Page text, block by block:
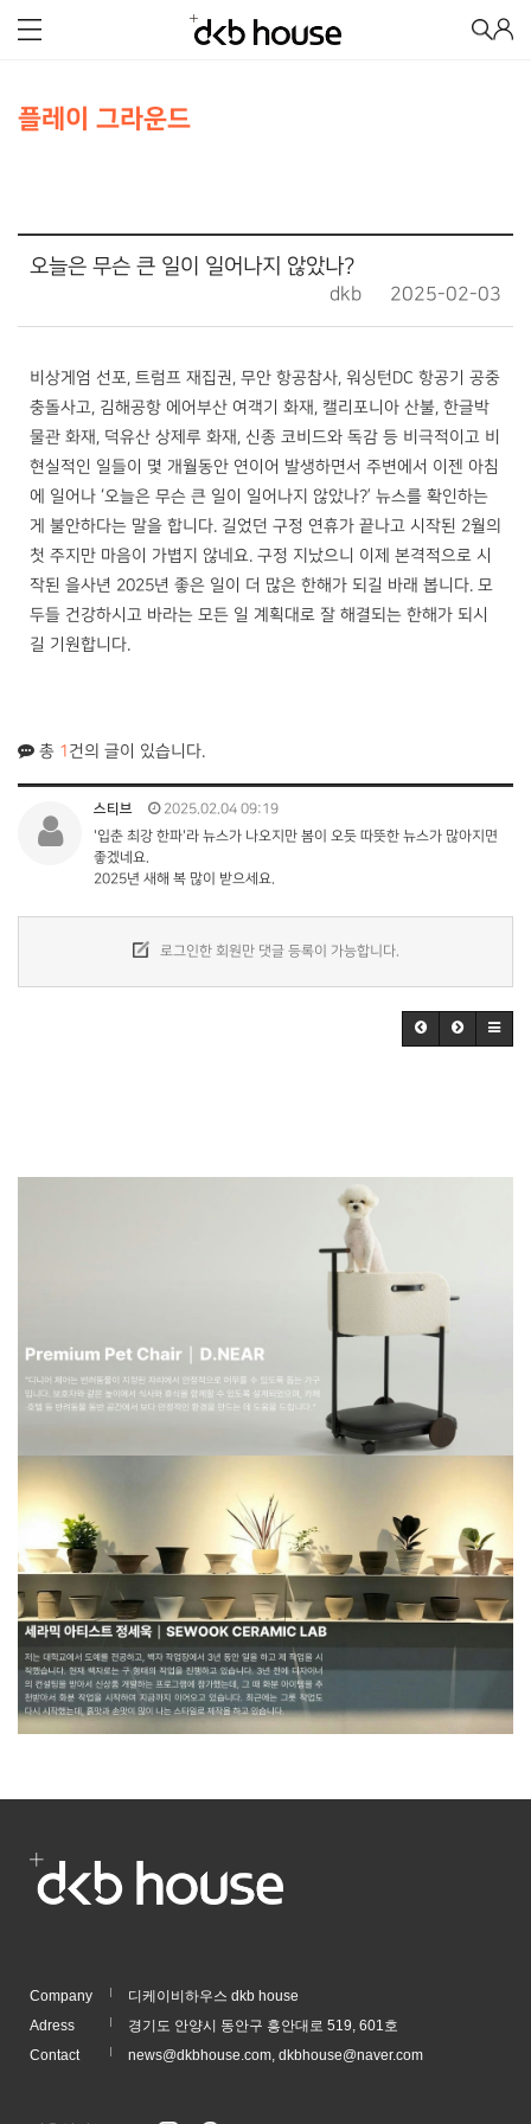
플레이 그라운드
오늘은 무슨 큰 일이 일어나지 않았나?
dkb 2025-02-03
비상게엄 선포, 트럼프 재집권, 무안 항공참사, 워싱턴DC 항공기 공중
충돌사고, 김해공항 에어부산 여객기 화재, 캘리포니아 산불, 한글박
물관 화재, 덕유산 상제루 화재, 신종 코비드와 독감 등 비극적이고 비
현실적인 일들이 몇 개월동안 연이어 발생하면서 주변에서 이젠 아침
에 일어나 ‘오늘은 무슨 큰 일이 일어나지 않았나?’ 뉴스를 확인하는
게 불안하다는 말을 합니다. 길었던 구정 연휴가 끝나고 시작된 2월의
첫 주지만 마음이 가볍지 않네요. 구정 지났으니 이제 본격적으로 시
작된 을사년 2025년 좋은 일이 더 많은 한해가 되길 바래 봅니다. 모
두들 건강하시고 바라는 모든 일 계획대로 잘 해결되는 한해가 되시
길 기원합니다.
총 1 건의 글이 있습니다.
스티브
2025.02.04 09:19
'입춘 최강 한파'라 뉴스가 나오지만 봄이 오듯 따뜻한 뉴스가 많아지면
좋겠네요.
2025년 새해 복 많이 받으세요.
로그인한 회원만 댓글 등록이 가능합니다.
Company
디케이비하우스 dkb house
Adress
경기도 안양시 동안구 흥안대로 519, 601호
Contact
news@dkbhouse.com, dkbhouse@naver.com